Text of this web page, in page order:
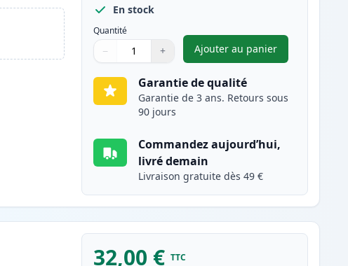
En stock
Quantité
Quantité
Utilisez les boutons pour ajuster
− +
Quantité
Ajouter au panier
,Canon PG-510
Garantie de qualité
Garantie de 3 ans. Retours sous
90 jours
Commandez aujourd’hui,
livré demain
Livraison gratuite dès 49 €
32,00 € TTC